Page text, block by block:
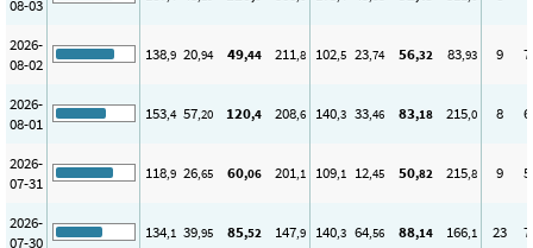
08-03
2026-
08-02
138,9 20,94 49,44 211,8 102,5 23,74 56,32 83,93 9 7
2026-
08-01
153,4 57,20 120,4 208,6 140,3 33,46 83,18 215,0 8 6
2026-
07-31
118,9 26,65 60,06 201,1 109,1 12,45 50,82 215,8 9 5
2026-
07-30
134,1 39,95 85,52 147,9 140,3 64,56 88,14 166,1 23 7